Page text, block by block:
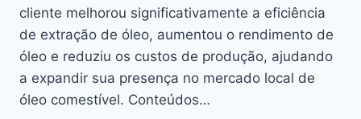
cliente melhorou significativamente a eficiência
de extração de óleo, aumentou o rendimento de
óleo e reduziu os custos de produção, ajudando
a expandir sua presença no mercado local de
óleo comestível. Conteúdos…